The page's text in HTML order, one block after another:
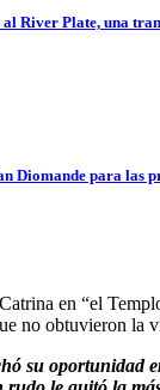
River Plate, una
Diomande para las
en “el
no obtuvieron la
su oportunidad